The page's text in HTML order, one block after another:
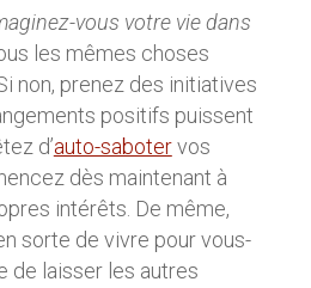
vous votre vie dans
les mêmes choses
Si non, prenez des initiatives
positifs puissent
d’auto-sabotervos
dès maintenant à
intérêts. De même,
sorte de vivre pour vous-
de laisser les autres